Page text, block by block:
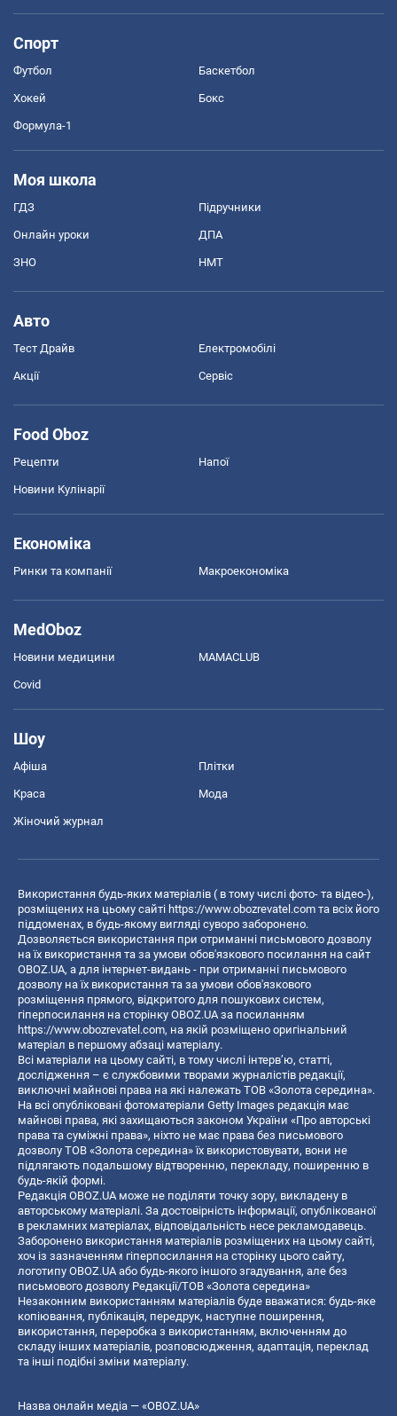
Спорт
Футбол Баскетбол
Хокей Бокс
Формула-1
Моя школа
ГДЗ Підручники
Онлайн уроки ДПА
ЗНО НМТ
Авто
Тест Драйв Електромобілі
Акції Сервіс
Food Oboz
Рецепти Напої
Новини Кулінарії
Економіка
Ринки та компанії Макроекономіка
MedOboz
Новини медицини MAMACLUB
Covid
Шоу
Афіша Плітки
Краса Мода
Жіночий журнал
Використання будь-яких матеріалів ( в тому числі фото- та відео-),
розміщених на цьому сайті https://www.obozrevatel.com та всіх його
піддоменах, в будь-якому вигляді суворо заборонено.
Дозволяється використання при отриманні письмового дозволу
на їх використання та за умови обов'язкового посилання на сайт
OBOZ.UA, а для інтернет-видань - при отриманні письмового
дозволу на їх використання та за умови обов'язкового
розміщення прямого, відкритого для пошукових систем,
гіперпосилання на сторінку OBOZ.UA за посиланням
https://www.obozrevatel.com, на якій розміщено оригінальний
матеріал в першому абзаці матеріалу.
Всі матеріали на цьому сайті, в тому числі інтерв’ю, статті,
дослідження – є службовими творами журналістів редакції,
виключні майнові права на які належать ТОВ «Золота середина».
На всі опубліковані фотоматеріали Getty Images редакція має
майнові права, які захищаються законом України «Про авторські
права та суміжні права», ніхто не має права без письмового
дозволу ТОВ «Золота середина» їх використовувати, вони не
підлягають подальшому відтворенню, перекладу, поширенню в
будь-якій формі.
Редакція OBOZ.UA може не поділяти точку зору, викладену в
авторському матеріалі. За достовірність інформації, опублікованої
в рекламних матеріалах, відповідальність несе рекламодавець.
Заборонено використання матеріалів розміщених на цьому сайті,
хоч із зазначенням гіперпосилання на сторінку цього сайту,
логотипу OBOZ.UA або будь-якого іншого згадування, але без
письмового дозволу Редакції/ТОВ «Золота середина»
Незаконним використанням матеріалів буде вважатися: будь-яке
копiювання, публiкацiя, передрук, наступне поширення,
використання, переробка з використанням, включенням до
складу інших матеріалів, розповсюдження, адаптація, переклад
та інші подібні зміни матеріалу.
Назва онлайн медіа — «OBOZ.UA»